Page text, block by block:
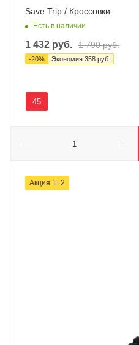
Save Trip / Кроссовки
Есть в наличии
1 432 руб. 1 790руб.
-20% Экономия 358 руб.
45
Акция 1=2